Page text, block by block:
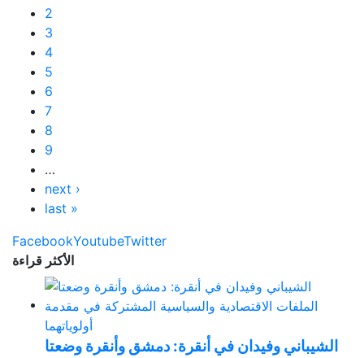
2
3
4
5
6
7
8
9
…
next ›
last »
FacebookYoutubeTwitter
الأكثر قراءة
الشيباني وفيدان في أنقرة: دمشق وأنقرة وضعتا